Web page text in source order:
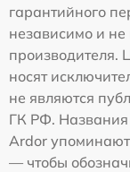
гарантийного
независимо и
производителя.
носят
не являются
ГК РФ. Названия
Ardor
— чтобы